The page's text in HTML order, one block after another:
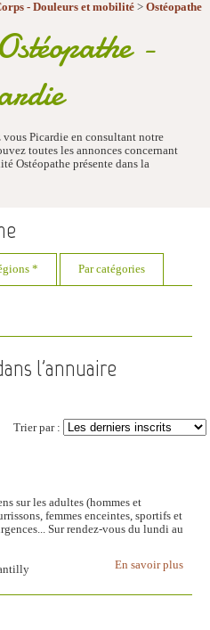
- Douleurs et mobilité > Ostéopathe
-
vous Picardie en consultant notre
toutes les annonces concernant
Ostéopathe présente dans la
* Par catégories
l'annuaire
Trier par :
sur les adultes (hommes et
femmes enceintes, sportifs et
Sur rendez-vous du lundi au
En savoir plus